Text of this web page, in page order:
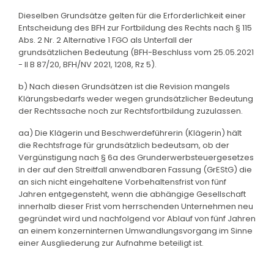
Dieselben Grundsätze gelten für die Erforderlichkeit einer
Entscheidung des BFH zur Fortbildung des Rechts nach § 115
Abs. 2 Nr. 2 Alternative 1 FGO als Unterfall der
grundsätzlichen Bedeutung (BFH-Beschluss vom 25.05.2021
- II B 87/20, BFH/NV 2021, 1208, Rz 5).
b) Nach diesen Grundsätzen ist die Revision mangels
Klärungsbedarfs weder wegen grundsätzlicher Bedeutung
der Rechtssache noch zur Rechtsfortbildung zuzulassen.
aa) Die Klägerin und Beschwerdeführerin (Klägerin) hält
die Rechtsfrage für grundsätzlich bedeutsam, ob der
Vergünstigung nach § 6a des Grunderwerbsteuergesetzes
in der auf den Streitfall anwendbaren Fassung (GrEStG) die
an sich nicht eingehaltene Vorbehaltensfrist von fünf
Jahren entgegensteht, wenn die abhängige Gesellschaft
innerhalb dieser Frist vom herrschenden Unternehmen neu
gegründet wird und nachfolgend vor Ablauf von fünf Jahren
an einem konzerninternen Umwandlungsvorgang im Sinne
einer Ausgliederung zur Aufnahme beteiligt ist.